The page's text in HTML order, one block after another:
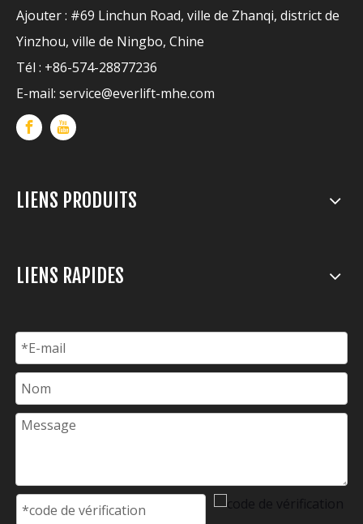
Ajouter : #69 Linchun Road, ville de Zhanqi, district de
Yinzhou, ville de Ningbo, Chine
Tél : +86-574-28877236
E-mail: service@everlift-mhe.com
LIENS PRODUITS
LIENS RAPIDES